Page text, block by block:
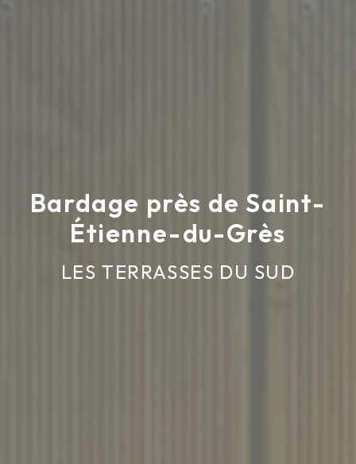
Bardage près de Saint-
Étienne-du-Grès
LES TERRASSES DU SUD